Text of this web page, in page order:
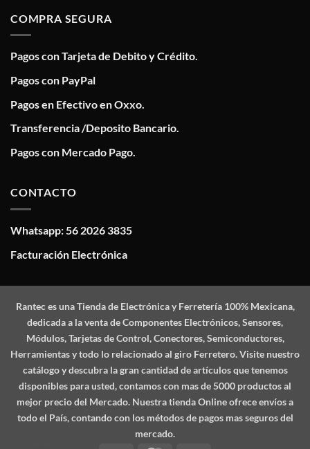
COMPRA SEGURA
Pagos con Tarjeta de Debito y Crédito.
Pagos con PayPal
Pagos en Efectivo en Oxxo.
Transferencia /Deposito Bancario.
Pagos con Mercado Pago.
CONTACTO
Whatsapp: 56 2026 3835
Facturación Electrónica
Ranteces una Tienda de Electrónica y Ferretería 100% Mexicana,
dedicada a la venta de Componentes Electrónicos, Sensores,
Módulos, Tarjetas de Control, Conectores, Semiconductores,
Herramientas y todo lo relacionado al giro Ferretero. Visite nuestro
catálogo y descubra la gran cantidad de artículos que tenemos
disponibles para usted, contamos con mas de 5000 productos al
mejor precio del Mercado. Nuestra tienda Online ofrece envíos a
todo el País, contando con los métodos de pagos mas seguros del
mercado.